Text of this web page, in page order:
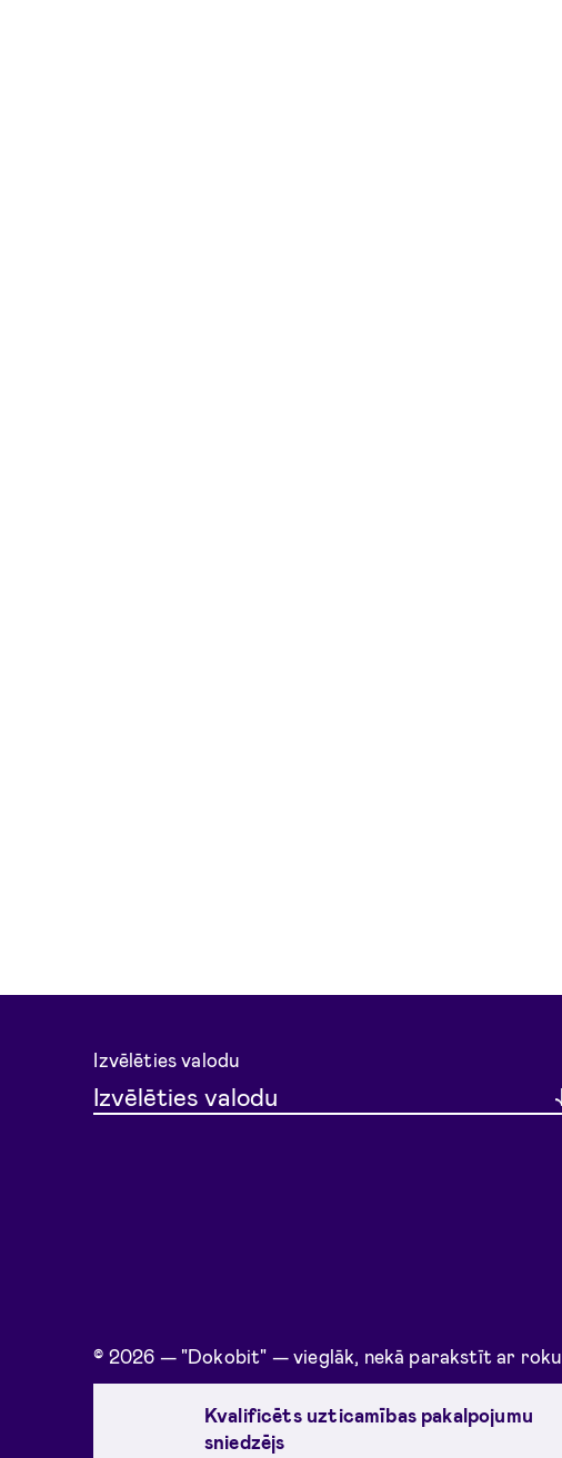
Izvēlēties valodu
Izvēlēties valodu
© 2026 — "Dokobit" — vieglāk, nekā parakstīt ar roku
Kvalificēts uzticamības pakalpojumu
sniedzējs